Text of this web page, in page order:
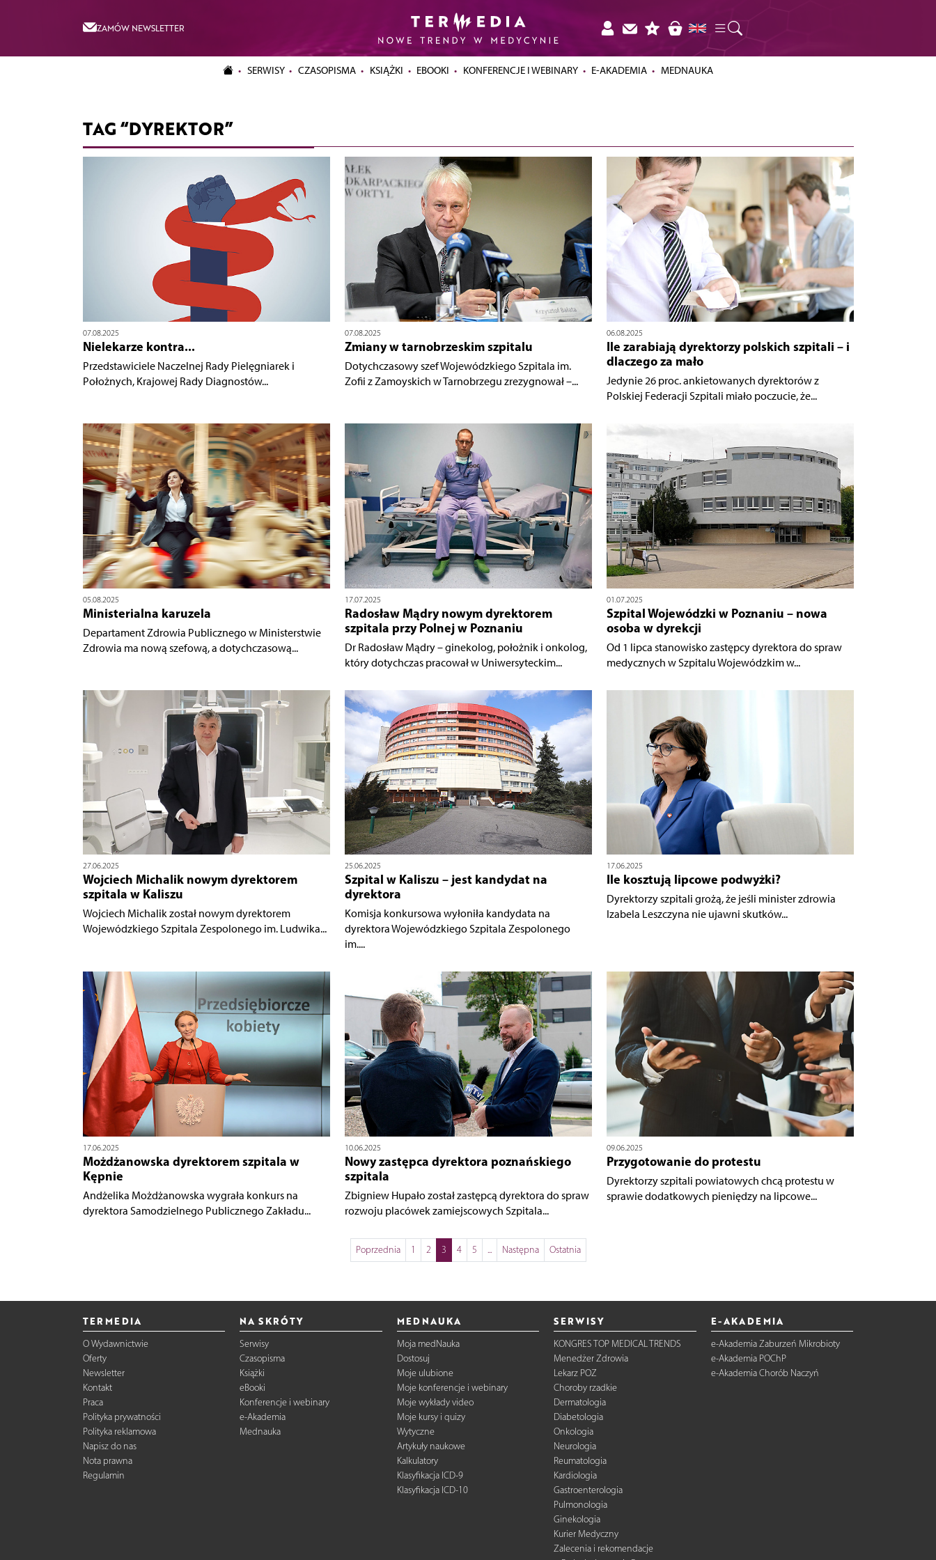
ZAMÓW NEWSLETTER
SERWISY CZASOPISMA KSIĄŻKI EBOOKI KONFERENCJE I WEBINARY E-AKADEMIA MEDNAUKA
TAG “DYREKTOR”
07.08.2025
Nielekarze kontra...
Przedstawiciele Naczelnej Rady Pielęgniarek i
Położnych, Krajowej Rady Diagnostów...
07.08.2025
Zmiany w tarnobrzeskim szpitalu
Dotychczasowy szef Wojewódzkiego Szpitala im.
Zofii z Zamoyskich w Tarnobrzegu zrezygnował –...
06.08.2025
Ile zarabiają dyrektorzy polskich szpitali – i
dlaczego za mało
Jedynie 26 proc. ankietowanych dyrektorów z
Polskiej Federacji Szpitali miało poczucie, że...
05.08.2025
Ministerialna karuzela
Departament Zdrowia Publicznego w Ministerstwie
Zdrowia ma nową szefową, a dotychczasową...
17.07.2025
Radosław Mądry nowym dyrektorem
szpitala przy Polnej w Poznaniu
Dr Radosław Mądry – ginekolog, położnik i onkolog,
który dotychczas pracował w Uniwersyteckim...
01.07.2025
Szpital Wojewódzki w Poznaniu – nowa
osoba w dyrekcji
Od 1 lipca stanowisko zastępcy dyrektora do spraw
medycznych w Szpitalu Wojewódzkim w...
27.06.2025
Wojciech Michalik nowym dyrektorem
szpitala w Kaliszu
Wojciech Michalik został nowym dyrektorem
Wojewódzkiego Szpitala Zespolonego im. Ludwika...
25.06.2025
Szpital w Kaliszu – jest kandydat na
dyrektora
Komisja konkursowa wyłoniła kandydata na
dyrektora Wojewódzkiego Szpitala Zespolonego
im....
17.06.2025
Ile kosztują lipcowe podwyżki?
Dyrektorzy szpitali grożą, że jeśli minister zdrowia
Izabela Leszczyna nie ujawni skutków...
17.06.2025
Możdżanowska dyrektorem szpitala w
Kępnie
Andżelika Możdżanowska wygrała konkurs na
dyrektora Samodzielnego Publicznego Zakładu...
10.06.2025
Nowy zastępca dyrektora poznańskiego
szpitala
Zbigniew Hupało został zastępcą dyrektora do spraw
rozwoju placówek zamiejscowych Szpitala...
09.06.2025
Przygotowanie do protestu
Dyrektorzy szpitali powiatowych chcą protestu w
sprawie dodatkowych pieniędzy na lipcowe...
Poprzednia 1 2 3 4 5 ... Następna Ostatnia
TERMEDIA
O Wydawnictwie
Oferty
Newsletter
Kontakt
Praca
Polityka prywatności
Polityka reklamowa
Napisz do nas
Nota prawna
Regulamin
NA SKRÓTY
Serwisy
Czasopisma
Książki
eBooki
Konferencje i webinary
e-Akademia
Mednauka
MEDNAUKA
Moja medNauka
Dostosuj
Moje ulubione
Moje konferencje i webinary
Moje wykłady video
Moje kursy i quizy
Wytyczne
Artykuły naukowe
Kalkulatory
Klasyfikacja ICD-9
Klasyfikacja ICD-10
SERWISY
KONGRES TOP MEDICAL TRENDS
Menedżer Zdrowia
Lekarz POZ
Choroby rzadkie
Dermatologia
Diabetologia
Onkologia
Neurologia
Reumatologia
Kardiologia
Gastroenterologia
Pulmonologia
Ginekologia
Kurier Medyczny
Zalecenia i rekomendacje
E-AKADEMIA
e-Akademia Zaburzeń Mikrobioty
e-Akademia POChP
e-Akademia Chorób Naczyń